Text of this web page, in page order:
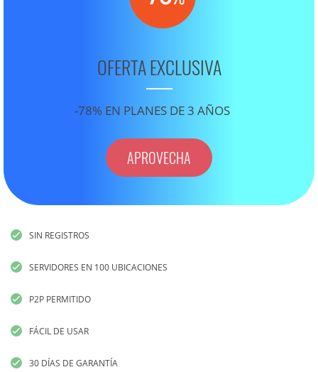
OFERTA EXCLUSIVA
-78% EN PLANES DE 3 AÑOS
APROVECHA
SIN REGISTROS
SERVIDORES EN 100 UBICACIONES
P2P PERMITIDO
FÁCIL DE USAR
30 DÍAS DE GARANTÍA